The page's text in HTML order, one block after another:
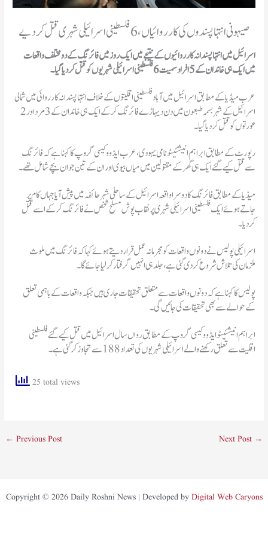
صیہونی انتہا پسندوں کی کارروائیاں، 6 فلسطینی اسرائیلی شہری قتل کردیے
اسرائیل میں انتہاپسندانہ کارروائیوں کے نتیجے میں ایک روز میں فائرنگ کے دو مختلف واقعات
میں ایک ہی خاندان کے 5 افراد سمیت 6 فلسطینی اسرائیلی شہریوں کو قتل کردیا گیا۔
عرب میڈیا کے مطابق اسرائیل میں آباد فلسطینی اقلیتوں کے خلاف انتہاپسندانہ کارروائی میں شمالی
اسرائیل کے شہر بسمہ طبعون میں دن دیہاڑے فائرنگ کرکے ایک ہی خاندان کے 3 مرد اور 2
عورتوں کو قتل کردیا گیا۔
رپورٹ کے مطابق ابراہم انیشئیٹو نامی یہودی، عرب ایڈووکیسی گروپ کا کہنا ہے کہ فائرنگ
سے قتل کیے گئے ایک ہی گھر کے مقتولین میں میاں بیوی اور ان کے تین جوان بچے شامل تھے۔
میڈیا کے مطابق فائرنگ کا دوسرا واقعہ اسرائیل کے ساحلی شہر حائفہ میں پیش آیا جہاں کام پر
جاتے ہوئے ایک فلسطینی اسرائیلی شہری پر نقاب پوش مسلح شخص نے فائرنگ کرکے اسے قتل
کردیا۔
اسرائیلی پولیس نے دونوں واقعات کو مجرمانہ عمل قرار دیتے ہوئے کہا کہ فائرنگ میں ملوث
ملزمان کی تلاش شروع کردی گئی ہے، جلد ہی انہیں گرفتار کر لیا جائے گا۔
پولیس کا کہنا ہے کہ دونوں واقعات سے متعلق تحقیقات جاری ہیں جبکہ واقعات کے باہمی تعلق
کے حوالے سے بھی تحقیقات کی جائیں گی۔
ابراہم انیشئیٹو ایڈووکیسی گروپ کے مطابق رواں سال اسرائیل میں قتل کیے گئے فلسطینی
اقلیت سے تعلق رکھنے والے اسرائیلی شہریوں کی تعداد 188 سے تجاوز کر گئی ہے۔
25 total views
← Previous Post Next Post →
Copyright © 2026 Daily Roshni News | Developed by Digital Web Caryons